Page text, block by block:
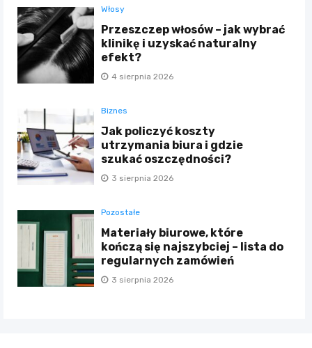
Włosy
Przeszczep włosów – jak wybrać
klinikę i uzyskać naturalny
efekt?
4 sierpnia 2026
Biznes
Jak policzyć koszty
utrzymania biura i gdzie
szukać oszczędności?
3 sierpnia 2026
Pozostałe
Materiały biurowe, które
kończą się najszybciej – lista do
regularnych zamówień
3 sierpnia 2026